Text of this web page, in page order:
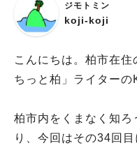
ジモトミン
koji-koji
こんにちは。柏市在住
ちっと柏」ライターの
柏市内をくまなく知ろ
り、今回はその34回目